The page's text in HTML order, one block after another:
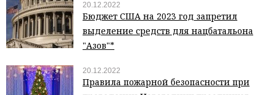
20.12.2022
Бюджет США на 2023 год запретил
выделение средств для нацбатальона
"Азов"*
20.12.2022
Правила пожарной безопасности при